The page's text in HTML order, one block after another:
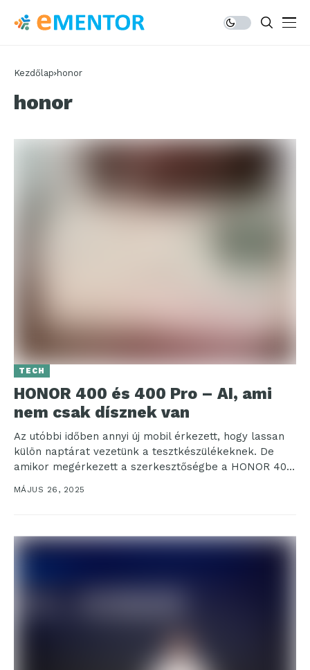
Kezdőlap honor
honor
TECH
HONOR 400 és 400 Pro – AI, ami
nem csak dísznek van
Az utóbbi időben annyi új mobil érkezett, hogy lassan
külön naptárat vezetünk a tesztkészülékeknek. De
amikor megérkezett a szerkesztőségbe a HONOR 400
és...
MÁJUS 26, 2025